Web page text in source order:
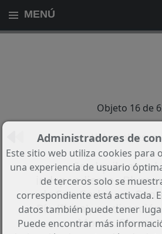
MENÚ
Objeto 16 de
Volver al
Se alquila
independiente
de San Carlos, en
Río (Ibiza), en
Morna. Sin
Administradores de
Este sitio web utiliza cookies para
una experiencia de usuario
de terceros solo se
correspondiente está activada.
datos también puede tener
Puede encontrar más